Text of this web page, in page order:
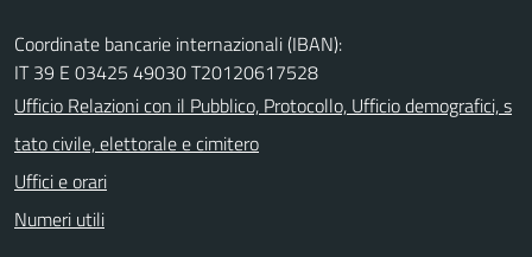
Coordinate bancarie internazionali (IBAN):
IT 39 E 03425 49030 T20120617528
Ufficio Relazioni con il Pubblico, Protocollo, Ufficio demografici, s
tato civile, elettorale e cimitero
Uffici e orari
Numeri utili